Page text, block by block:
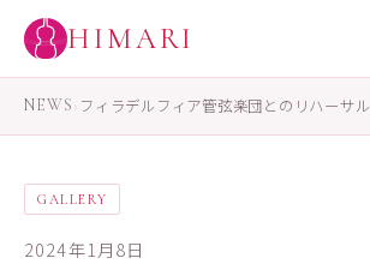
HIMARI
NEWS› フィラデルフィア管弦楽団とのリハーサル
GALLERY
2024年1月8日